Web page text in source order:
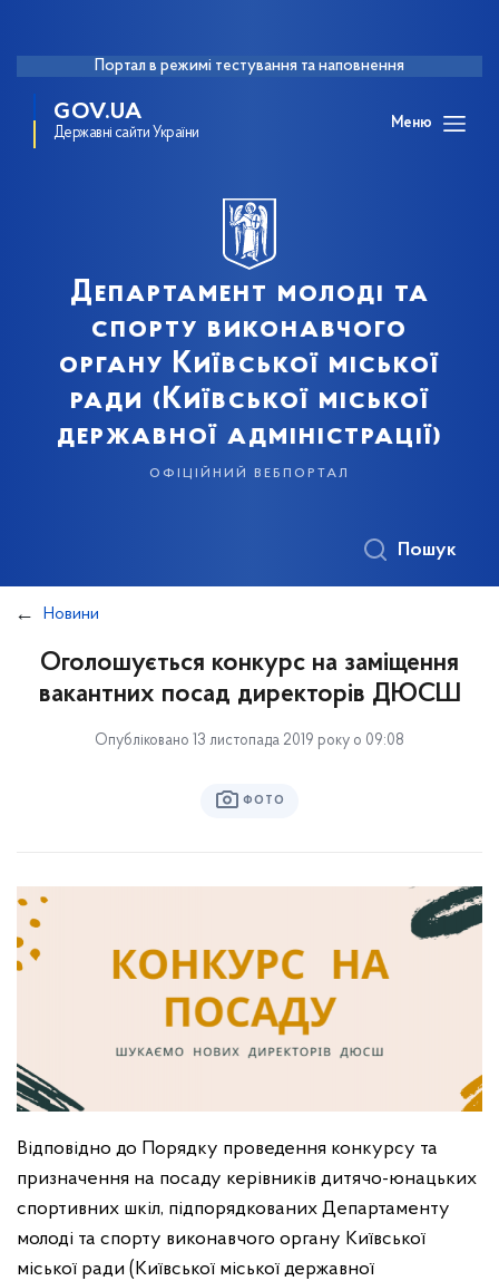
Портал в режимі тестування та наповнення
GOV.UA
Державні сайти України
Меню
Департамент молоді та
спорту виконавчого
органу Київської міської
ради (Київської міської
державної адміністрації)
офіційний вебпортал
Пошук
Новини
Оголошується конкурс на заміщення
вакантних посад директорів ДЮСШ
Опубліковано 13 листопада 2019 року о 09:08
ФОТО
Відповідно до Порядку проведення конкурсу та
призначення на посаду керівників дитячо-юнацьких
спортивних шкіл, підпорядкованих Департаменту
молоді та спорту виконавчого органу Київської
міської ради (Київської міської державної